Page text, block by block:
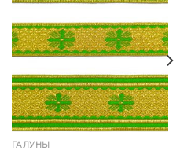
ГАЛУНЫ